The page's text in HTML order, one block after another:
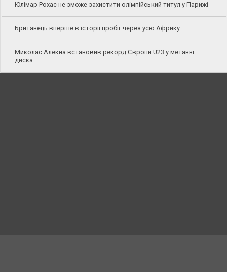
Юлімар Рохас не зможе захистити олімпійський титул у Парижі
Британець вперше в історії пробіг через усю Африку
Миколас Алекна встановив рекорд Європи U23 у метанні
диска